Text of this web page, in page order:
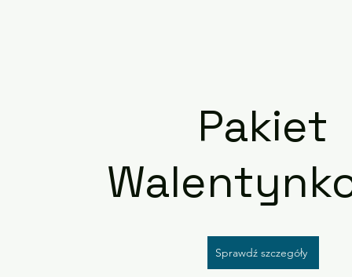
Pakiet
Sprawdź szczegóły